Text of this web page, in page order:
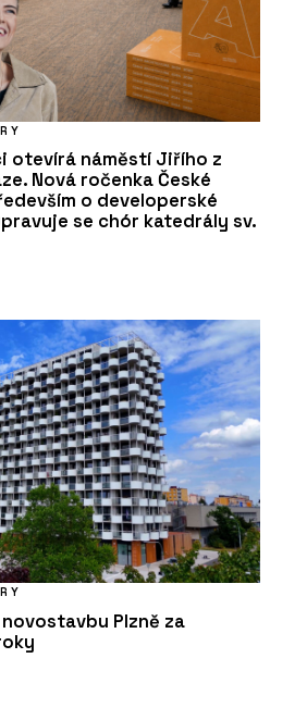
otevírá náměstí Jiřího z
Nová ročenka České
o developerské
se chór katedrály sv.
Plzně za